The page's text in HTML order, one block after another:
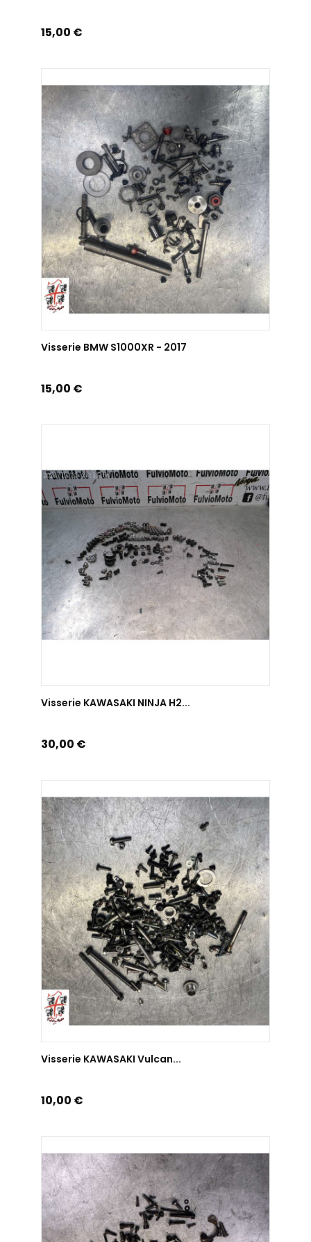
Prix
15,00 €
Visserie BMW S1000XR - 2017
Prix
15,00 €
Visserie KAWASAKI NINJA H2...
Prix
30,00 €
Visserie KAWASAKI Vulcan...
Prix
10,00 €